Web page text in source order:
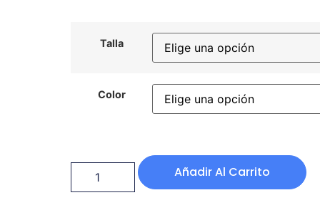
Talla
Color
Añadir Al Carrito